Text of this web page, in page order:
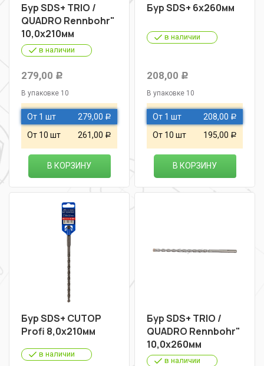
Бур SDS+ TRIO /
QUADRO Rennbohr"
10,0х210мм
в наличии
279,00 Р
В упаковке 10
От 1 шт 279,00 Р
От 10 шт 261,00 Р
В КОРЗИНУ
Бур SDS+ 6х260мм
в наличии
208,00 Р
В упаковке 10
От 1 шт 208,00 Р
От 10 шт 195,00 Р
В КОРЗИНУ
Бур SDS+ CUTOP
Profi 8,0х210мм
в наличии
Бур SDS+ TRIO /
QUADRO Rennbohr"
10,0х260мм
в наличии